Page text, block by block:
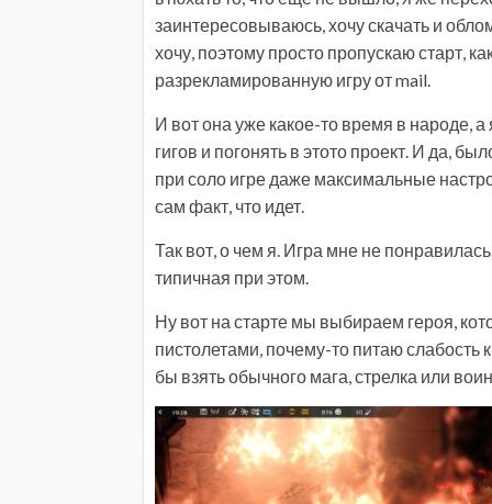
заинтересовываюсь, хочу скачать и
хочу, поэтому просто пропускаю старт,
разрекламированную игру от mail.
И вот она уже какое-то время в народе, а
гигов и погонять в этото проект. И да,
при соло игре даже максимальные
сам факт, что идет.
Так вот, о чем я. Игра мне не
типичная при этом.
Ну вот на старте мы выбираем героя,
пистолетами, почему-то питаю слабость
бы взять обычного мага, стрелка или